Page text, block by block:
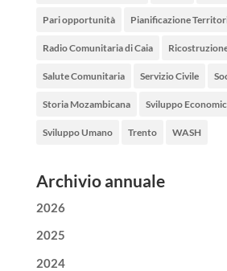
Pari opportunità Pianificazione
Radio Comunitaria di Caia
Salute Comunitaria Servizio Civile
Storia Mozambicana Sviluppo
Sviluppo Umano Trento WASH
Archivio annuale
2026
2025
2024